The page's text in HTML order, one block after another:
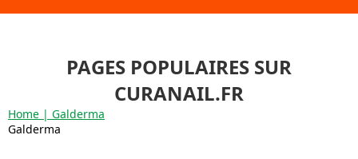
PAGES POPULAIRES SUR
CURANAIL.FR
Home | Galderma
Galderma